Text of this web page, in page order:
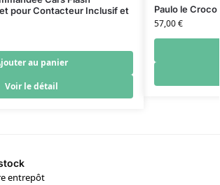
pour Contacteur Inclusif et
au panier
Voir le détail
Paulo le
57,00€
entrepôt